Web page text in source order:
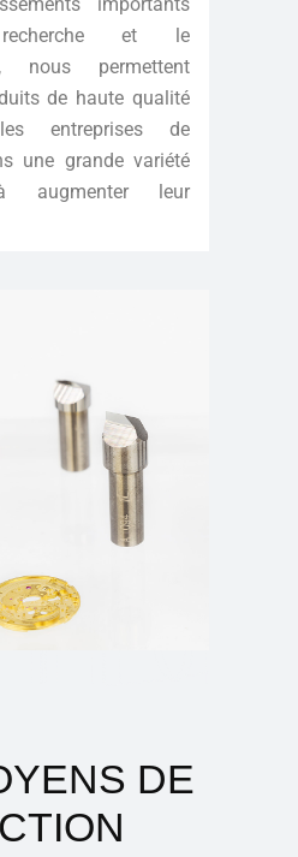
et le
nous permettent
de haute qualité
entreprises de
une grande variété
augmenter leur
DE